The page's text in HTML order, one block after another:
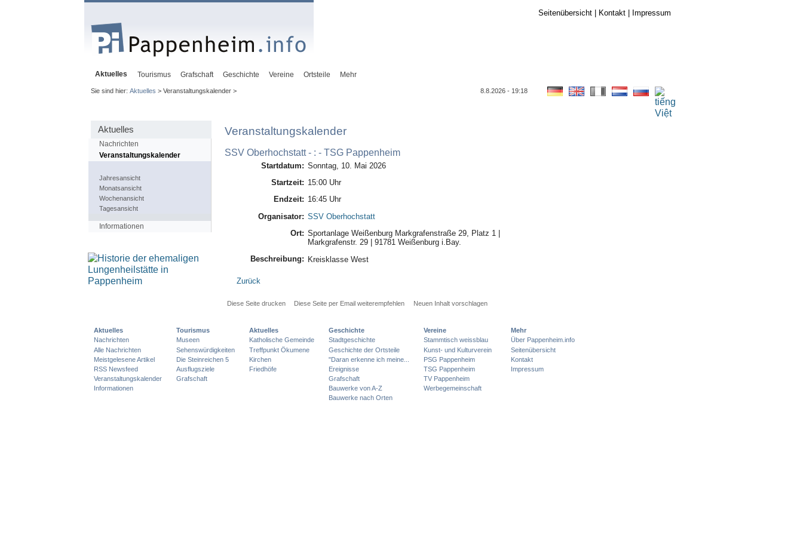
Seitenübersicht| Kontakt| Impressum
Aktuelles Tourismus Grafschaft Geschichte Vereine Ortsteile Mehr
Sie sind hier: Aktuelles > Veranstaltungskalender > 8.8.2026 - 19:18
Aktuelles
Nachrichten
Veranstaltungskalender
Jahresansicht
Monatsansicht
Wochenansicht
Tagesansicht
Informationen
Veranstaltungskalender
SSV Oberhochstatt - : - TSG Pappenheim
Startdatum: Sonntag, 10. Mai 2026
Startzeit: 15:00 Uhr
Endzeit: 16:45 Uhr
Organisator: SSV Oberhochstatt
Ort: Sportanlage Weißenburg Markgrafenstraße 29, Platz 1 |
Markgrafenstr. 29 | 91781 Weißenburg i.Bay.
Beschreibung: Kreisklasse West
Zurück
Diese Seite drucken Diese Seite per Email weiterempfehlen Neuen Inhalt vorschlagen
Aktuelles
Nachrichten
Alle Nachrichten
Meistgelesene Artikel
RSS Newsfeed
Veranstaltungskalender
Informationen
Tourismus
Museen
Sehenswürdigkeiten
Die Steinreichen 5
Ausflugsziele
Grafschaft
Aktuelles
Katholische Gemeinde
Treffpunkt Ökumene
Kirchen
Friedhöfe
Geschichte
Stadtgeschichte
Geschichte der Ortsteile
"Daran erkenne ich meine...
Ereignisse
Grafschaft
Bauwerke von A-Z
Bauwerke nach Orten
Vereine
Stammtisch weissblau
Kunst- und Kulturverein
PSG Pappenheim
TSG Pappenheim
TV Pappenheim
Werbegemeinschaft
Mehr
Über Pappenheim.info
Seitenübersicht
Kontakt
Impressum